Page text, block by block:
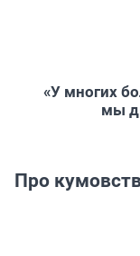
«У многих
мы
Про